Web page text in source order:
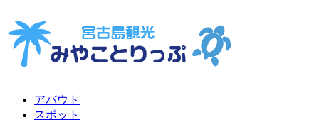
アバウト
スポット